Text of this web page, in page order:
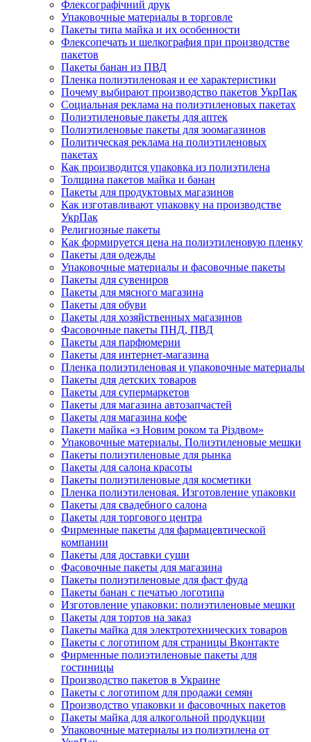
Флексографічний друк
Упаковочные материалы в торговле
Пакеты типа майка и их особенности
Флексопечать и шелкография при производстве
пакетов
Пакеты банан из ПВД
Пленка полиэтиленовая и ее характеристики
Почему выбирают производство пакетов УкрПак
Социальная реклама на полиэтиленовых пакетах
Полиэтиленовые пакеты для аптек
Полиэтиленовые пакеты для зоомагазинов
Политическая реклама на полиэтиленовых
пакетах
Как производится упаковка из полиэтилена
Толщина пакетов майка и банан
Пакеты для продуктовых магазинов
Как изготавливают упаковку на производстве
УкрПак
Религиозные пакеты
Как формируется цена на полиэтиленовую пленку
Пакеты для одежды
Упаковочные материалы и фасовочные пакеты
Пакеты для сувениров
Пакеты для мясного магазина
Пакеты для обуви
Пакеты для хозяйственных магазинов
Фасовочные пакеты ПНД, ПВД
Пакеты для парфюмерии
Пакеты для интернет-магазина
Пленка полиэтиленовая и упаковочные материалы
Пакеты для детских товаров
Пакеты для супермаркетов
Пакеты для магазина автозапчастей
Пакеты для магазина кофе
Пакети майка «з Новим роком та Різдвом»
Упаковочные материалы. Полиэтиленовые мешки
Пакеты полиэтиленовые для рынка
Пакеты для салона красоты
Пакеты полиэтиленовые для косметики
Пленка полиэтиленовая. Изготовление упаковки
Пакеты для свадебного салона
Пакеты для торгового центра
Фирменные пакеты для фармацевтической
компании
Пакеты для доставки суши
Фасовочные пакеты для магазина
Пакеты полиэтиленовые для фаст фуда
Пакеты банан с печатью логотипа
Изготовление упаковки: полиэтиленовые мешки
Пакеты для тортов на заказ
Пакеты майка для электротехнических товаров
Пакеты с логотипом для страницы Вконтакте
Фирменные полиэтиленовые пакеты для
гостиницы
Производство пакетов в Украине
Пакеты с логотипом для продажи семян
Производство упаковки и фасовочных пакетов
Пакеты майка для алкогольной продукции
Упаковочные материалы из полиэтилена от